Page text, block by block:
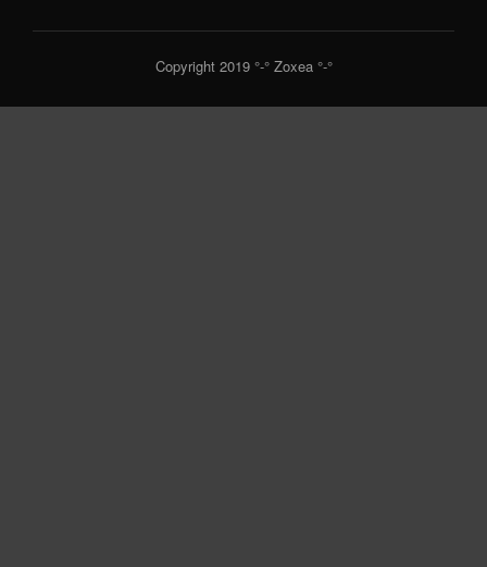
Copyright 2019 °-° Zoxea °-°